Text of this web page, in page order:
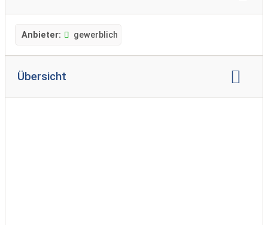
Anbieter: gewerblich
Übersicht